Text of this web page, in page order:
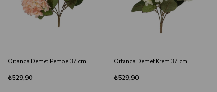
Ortanca Demet Pembe 37 cm
₺529,90
Ortanca Demet Krem 37 cm
₺529,90